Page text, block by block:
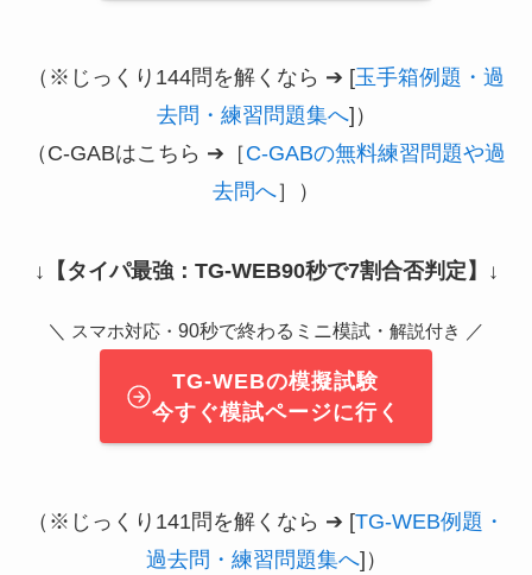
（※じっくり144問を解くなら ➔ [玉手箱例題・過
去問・練習問題集へ]）
（C-GABはこちら ➔［C-GABの無料練習問題や過
去問へ］）
↓ 【タイパ最強：TG-WEB90秒で7割合否判定】 ↓
＼ スマホ対応・ 90秒で終わるミニ模試・ 解説付き ／
TG-WEBの模擬試験
今すぐ模試ページに行く
（※じっくり141問を解くなら ➔ [TG-WEB例題・
過去問・練習問題集へ]）